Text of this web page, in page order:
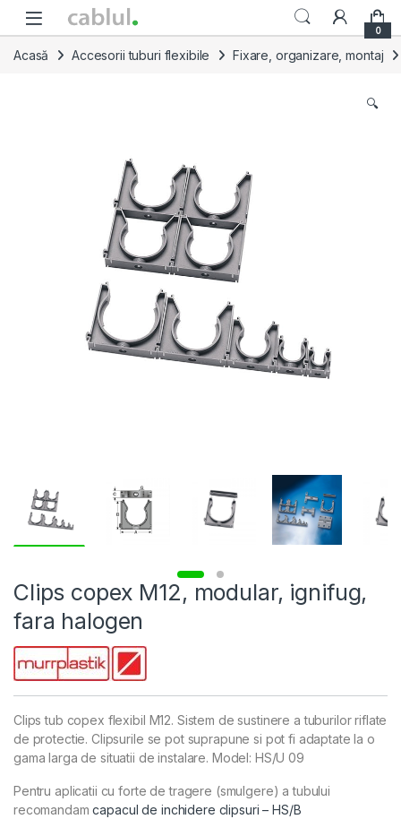
Skip to navigation
Skip to content
0
Acasă Accesorii tuburi flexibile Fixare, organizare, montaj
🔍
Clips copex M12, modular, ignifug,
fara halogen
Clips tub copex flexibil M12. Sistem de sustinere a tuburilor riflate
de protectie. Clipsurile se pot suprapune si pot fi adaptate la o
gama larga de situatii de instalare. Model: HS/U 09
Pentru aplicatii cu forte de tragere (smulgere) a tubului
recomandamcapacul de inchidere clipsuri – HS/B